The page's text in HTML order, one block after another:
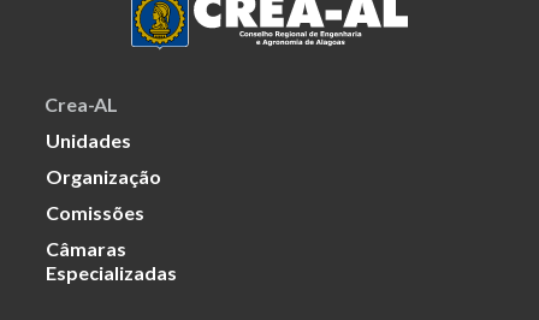
Crea-AL
Unidades
Organização
Comissões
Câmaras
Especializadas